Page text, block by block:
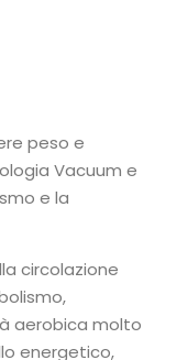
peso e
Vacuum e
e la
circolazione
aerobica molto
energetico,